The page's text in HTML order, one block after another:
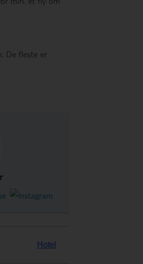
De fleste er
Hotel